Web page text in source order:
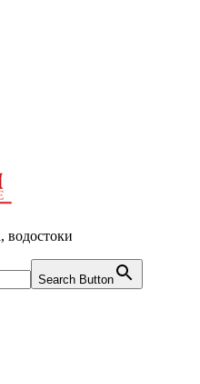
водостоки
Search Button